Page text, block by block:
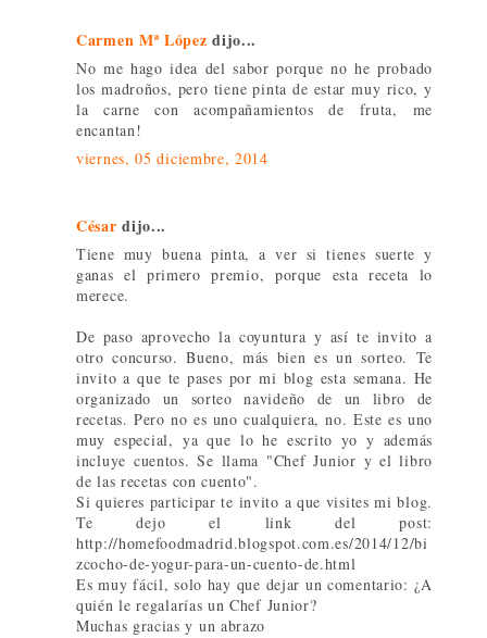
Carmen Mª López dijo...
No me hago idea del sabor porque no he probado
los madroños, pero tiene pinta de estar muy rico, y
la carne con acompañamientos de fruta, me
encantan!
viernes, 05 diciembre, 2014
César dijo...
Tiene muy buena pinta, a ver si tienes suerte y
ganas el primero premio, porque esta receta lo
merece.
De paso aprovecho la coyuntura y así te invito a
otro concurso. Bueno, más bien es un sorteo. Te
invito a que te pases por mi blog esta semana. He
organizado un sorteo navideño de un libro de
recetas. Pero no es uno cualquiera, no. Este es uno
muy especial, ya que lo he escrito yo y además
incluye cuentos. Se llama "Chef Junior y el libro
de las recetas con cuento".
Si quieres participar te invito a que visites mi blog.
Te dejo el link del post:
http://homefoodmadrid.blogspot.com.es/2014/12/bi
zcocho-de-yogur-para-un-cuento-de.html
Es muy fácil, solo hay que dejar un comentario: ¿A
quién le regalarías un Chef Junior?
Muchas gracias y un abrazo